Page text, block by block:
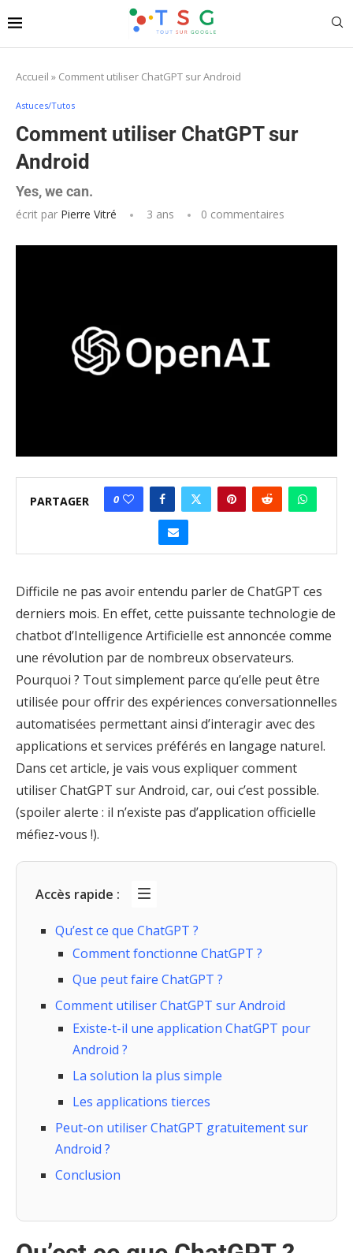
Accueil » Comment utiliser ChatGPT sur Android
Astuces/Tutos
Comment utiliser ChatGPT sur
Android
Yes, we can.
écrit par Pierre Vitré 3 ans 0 commentaires
PARTAGER 0
Difficile ne pas avoir entendu parler de ChatGPT ces
derniers mois. En effet, cette puissante technologie de
chatbot d’Intelligence Artificielle est annoncée comme
une révolution par de nombreux observateurs.
Pourquoi ? Tout simplement parce qu’elle peut être
utilisée pour offrir des expériences conversationnelles
automatisées permettant ainsi d’interagir avec des
applications et services préférés en langage naturel.
Dans cet article, je vais vous expliquer comment
utiliser ChatGPT sur Android, car, oui c’est possible.
(spoiler alerte : il n’existe pas d’application officielle
méfiez-vous !).
Accès rapide :
Qu’est ce que ChatGPT ?
Comment fonctionne ChatGPT ?
Que peut faire ChatGPT ?
Comment utiliser ChatGPT sur Android
Existe-t-il une application ChatGPT pour
Android ?
La solution la plus simple
Les applications tierces
Peut-on utiliser ChatGPT gratuitement sur
Android ?
Conclusion